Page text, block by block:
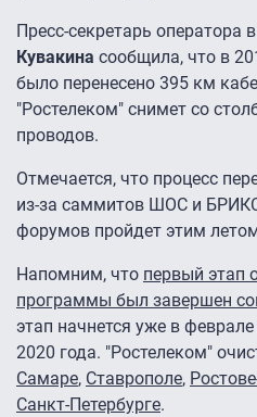
Пресс-секретарь оператора
Кувакина сообщила, что в
было перенесено 395 км
"Ростелеком" снимет со
проводов.
Отмечается, что процесс
из-за саммитов ШОС и
форумов пройдет этим
Напомним, что первый этап
программы был завершен
этап начнется уже в
2020 года. "Ростелеком"
Самаре, Ставрополе,
Санкт-Петербурге.